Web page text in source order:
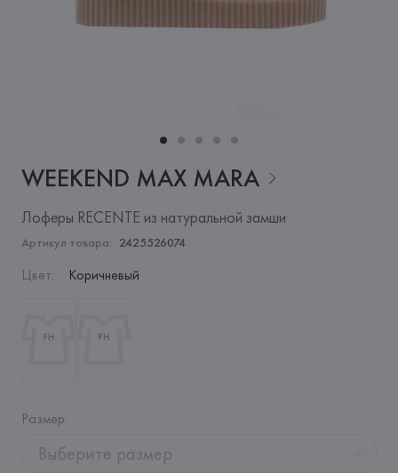
WEEKEND MAX MARA
Лоферы RECENTE из натуральной замши
Артикул товара: 2425526074
Цвет: Коричневый
Размер:
Выберите размер